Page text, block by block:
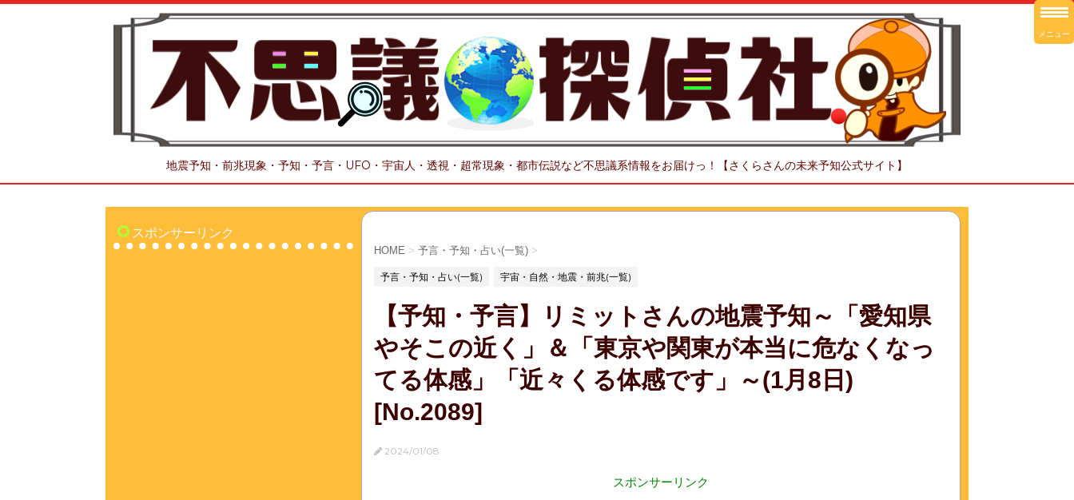
地震予知・前兆現象・予知・予言・UFO・宇宙人・透視・超常現象・都市伝説など不思議系情報をお届けっ！【さくらさんの未来予知公式サイト】
HOME > 予言・予知・占い(一覧) >
予言・予知・占い(一覧) 宇宙・自然・地震・前兆(一覧)
【予知・予言】リミットさんの地震予知～「愛知県
やそこの近く」＆「東京や関東が本当に危なくなっ
てる体感」「近々くる体感です」～(1月8日)
[No.2089]
2024/01/08
スポンサーリンク
スポンサーリンク
メニュー